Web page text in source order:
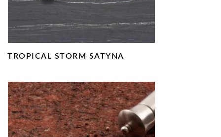
TROPICAL STORM SATYNA